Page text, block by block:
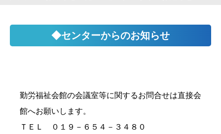
◆センターからのお知らせ
勤労福祉会館の会議室等に関するお問合せは直接会
館へお願いします。
ＴＥＬ ０１９－６５４－３４８０